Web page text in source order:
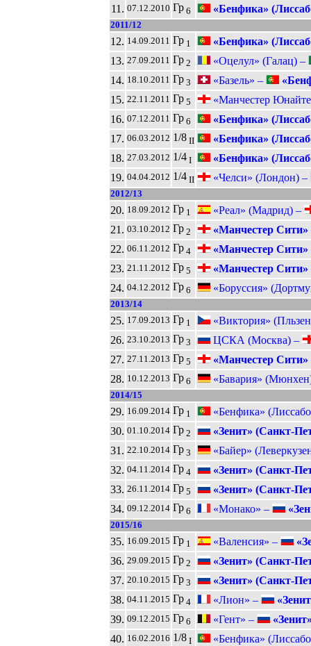
11. 07.12.2010 Гр6 «Бенфика»
2011/12
12. 14.09.2011 Гр1
«Бенфика»
13. 27.09.2011 Гр2
«Оцелул» (Галац) –
14. 18.10.2011 Гр3 «Базель» –
15. 22.11.2011 Гр5
«Манчестер
16. 07.12.2011 Гр6
«Бенфика»
17. 06.03.2012 1/8II
«Бенфика»
18. 27.03.2012 1/4I
«Бенфика»
19. 04.04.2012 1/4II «Челси» (Лондон) –
2012/13
20. 18.09.2012 Гр1
«Реал» (Мадрид) –
21. 03.10.2012 Гр2 «Манчестер Сити»
22. 06.11.2012 Гр4 «Манчестер Сити»
23. 21.11.2012 Гр5 «Манчестер Сити»
24. 04.12.2012 Гр6 «Боруссия»
2013/14
25. 17.09.2013 Гр1
«Виктория»
26. 23.10.2013 Гр3
ЦСКА (Москва) –
27. 27.11.2013 Гр5 «Манчестер Сити»
28. 10.12.2013 Гр6 «Бавария»
2014/15
29. 16.09.2014 Гр1
«Бенфика»
30. 01.10.2014 Гр2
«Зенит» (Санкт-
31. 22.10.2014 Гр3
«Байер»
32. 04.11.2014 Гр4
«Зенит» (Санкт-
33. 26.11.2014 Гр5
«Зенит» (Санкт-
34. 09.12.2014 Гр6 «Монако» –
2015/16
35. 16.09.2015 Гр1 «Валенсия» –
36. 29.09.2015 Гр2
«Зенит» (Санкт-
37. 20.10.2015 Гр3
«Зенит» (Санкт-
38. 04.11.2015 Гр4 «Лион» –
39. 09.12.2015 Гр6 «Гент» –
40. 16.02.2016 1/8I «Бенфика»